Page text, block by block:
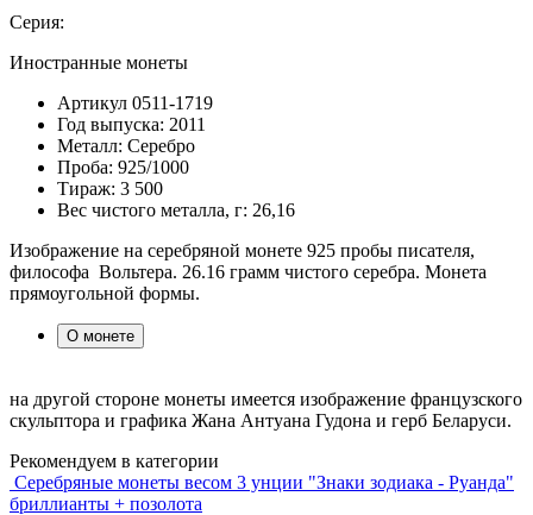
Серия:
Иностранные монеты
Артикул 0511-1719
Год выпуска: 2011
Металл: Серебро
Проба: 925/1000
Тираж: 3 500
Вес чистого металла, г: 26,16
Изображение на серебряной монете 925 пробы писателя,
философа Вольтера. 26.16 грамм чистого серебра. Монета
прямоугольной формы.
О монете
на другой стороне монеты имеется изображение французского
скульптора и графика Жана Антуана Гудона и герб Беларуси.
Рекомендуем в категории
Серебряные монеты весом 3 унции "Знаки зодиака - Руанда"
бриллианты + позолота